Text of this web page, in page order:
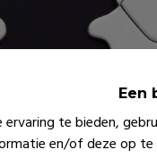
Een
ervaring te bieden,
en/of deze op te